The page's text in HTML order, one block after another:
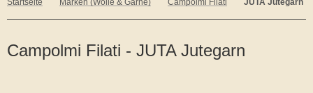
Startseite Marken (Wolle & Garne) Campolmi Filati JUTA Jutegarn
Campolmi Filati - JUTA Jutegarn